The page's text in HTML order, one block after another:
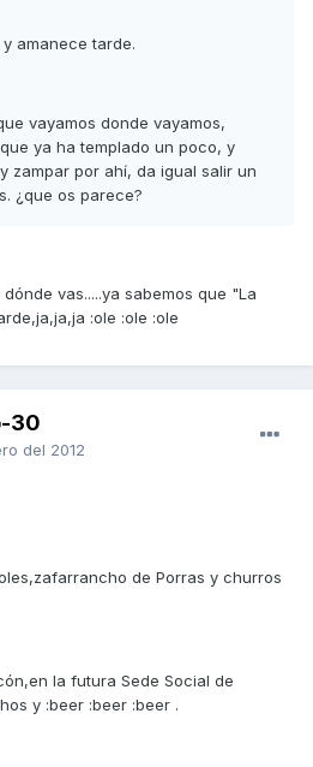
amanece tarde.
vayamos donde vayamos,
ya ha templado un poco, y
zampar por ahí, da igual salir un
¿que os parece?
vas.....ya sabemos que "La
:ole :ole :ole
30
del 2012
de Porras y churros
la futura Sede Social de
y :beer :beer :beer .